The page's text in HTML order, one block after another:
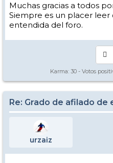
Muchas gracias a todos
Siempre es un placer
entendida del foro.
Karma: 30 - Votos
Re: Grado de afilado de
urzaiz